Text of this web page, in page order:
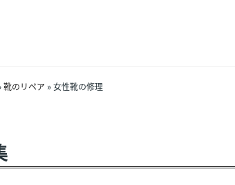
靴のリペア » 女性靴の修理